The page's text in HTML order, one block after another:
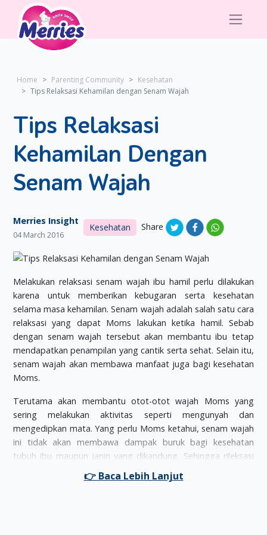
Home Parenting Community
Kesehatan
Tips Relaksasi Kehamilan dengan Senam Wajah
Tips Relaksasi
Kehamilan Dengan
Senam Wajah
Merries Insight
04 March 2016
Kesehatan Share
Melakukan relaksasi senam wajah ibu hamil perlu dilakukan
karena untuk memberikan kebugaran serta kesehatan
selama masa kehamilan. Senam wajah adalah salah satu cara
relaksasi yang dapat Moms lakukan ketika hamil. Sebab
dengan senam wajah tersebut akan membantu ibu tetap
mendapatkan penampilan yang cantik serta sehat. Selain itu,
senam wajah akan membawa manfaat juga bagi kesehatan
Moms.
Terutama akan membantu otot-otot wajah Moms yang
sering melakukan aktivitas seperti mengunyah dan
mengedipkan mata. Yang perlu Moms ketahui, senam wajah
ini tidak akan membawa dampak buruk bagi kesehatan
tubuh ibu maupun janin yang dikandung. Sehingga rileksasi